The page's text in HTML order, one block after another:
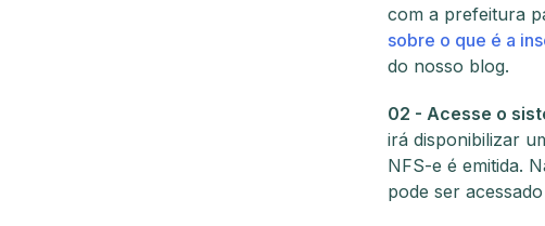
com a prefeitura
sobre o que é a
do nosso blog.
02 - Acesse o
irá disponibilizar
NFS-e é emitida.
pode ser